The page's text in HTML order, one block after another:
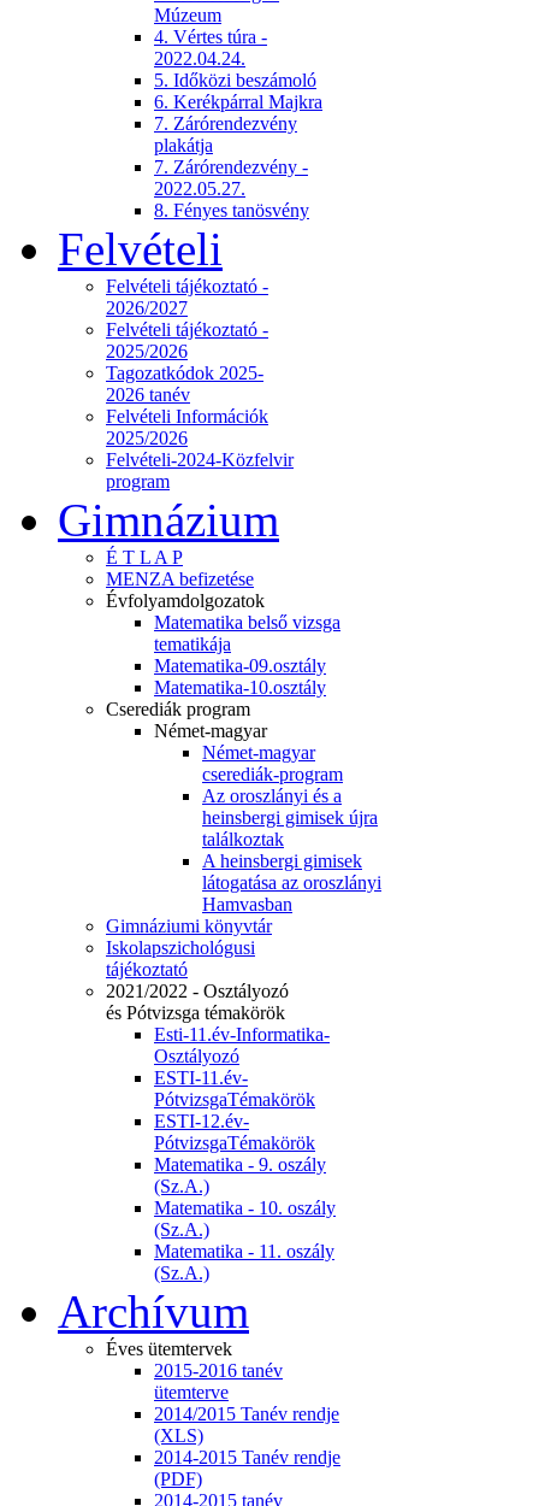
Múzeum
4. Vértes túra -
2022.04.24.
5. Időközi beszámoló
6. Kerékpárral Majkra
7. Zárórendezvény
plakátja
7. Zárórendezvény -
2022.05.27.
8. Fényes tanösvény
Felvételi
Felvételi tájékoztató -
2026/2027
Felvételi tájékoztató -
2025/2026
Tagozatkódok 2025-
2026 tanév
Felvételi Információk
2025/2026
Felvételi-2024-Közfelvir
program
Gimnázium
É T L A P
MENZA befizetése
Évfolyamdolgozatok
Matematika belső vizsga
tematikája
Matematika-09.osztály
Matematika-10.osztály
Cserediák program
Német-magyar
Német-magyar
cserediák-program
Az oroszlányi és a
heinsbergi gimisek újra
találkoztak
A heinsbergi gimisek
látogatása az oroszlányi
Hamvasban
Gimnáziumi könyvtár
Iskolapszichológusi
tájékoztató
2021/2022 - Osztályozó
és Pótvizsga témakörök
Esti-11.év-Informatika-
Osztályozó
ESTI-11.év-
PótvizsgaTémakörök
ESTI-12.év-
PótvizsgaTémakörök
Matematika - 9. oszály
(Sz.A.)
Matematika - 10. oszály
(Sz.A.)
Matematika - 11. oszály
(Sz.A.)
Archívum
Éves ütemtervek
2015-2016 tanév
ütemterve
2014/2015 Tanév rendje
(XLS)
2014-2015 Tanév rendje
(PDF)
2014-2015 tanév